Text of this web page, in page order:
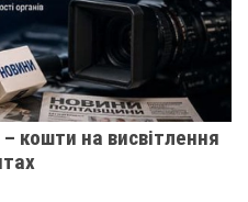
кошти на висвітлення